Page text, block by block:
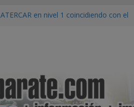
en nivel 1 coincidiendo con el
de Soto iniciará su campaña de pera
20 de agosto